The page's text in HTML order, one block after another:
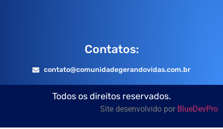
Contatos:
contato@comunidadegerandovidas.com.br
Todos os direitos reservados.
Site desenvolvido por BlueDevPro